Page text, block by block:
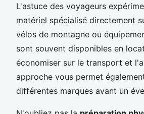
L'astuce des voyageurs
matériel spécialisé directement
vélos de montagne ou
sont souvent disponibles en
économiser sur le transport et
approche vous permet
différentes marques avant un